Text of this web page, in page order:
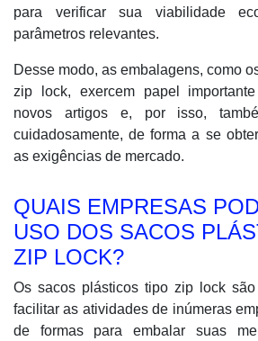
para verificar sua viabilidade
parâmetros relevantes.
Desse modo, as embalagens, como
zip lock, exercem papel
novos artigos e, por isso,
cuidadosamente, de forma a se
as exigências de mercado.
QUAIS EMPRESAS
USO DOS SACOS
ZIP LOCK?
Os sacos plásticos tipo zip lock
facilitar as atividades de inúmeras
de formas para embalar suas